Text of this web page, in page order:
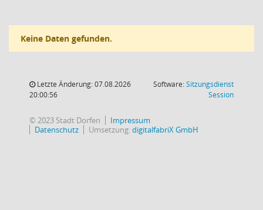
Keine Daten gefunden.
Letzte Änderung: 07.08.2026
20:00:56
Software:Sitzungsdienst
Session(Wird in
© 2023 Stadt Dorfen
Impressum
Datenschutz
Umsetzung:digitalfabriX GmbH